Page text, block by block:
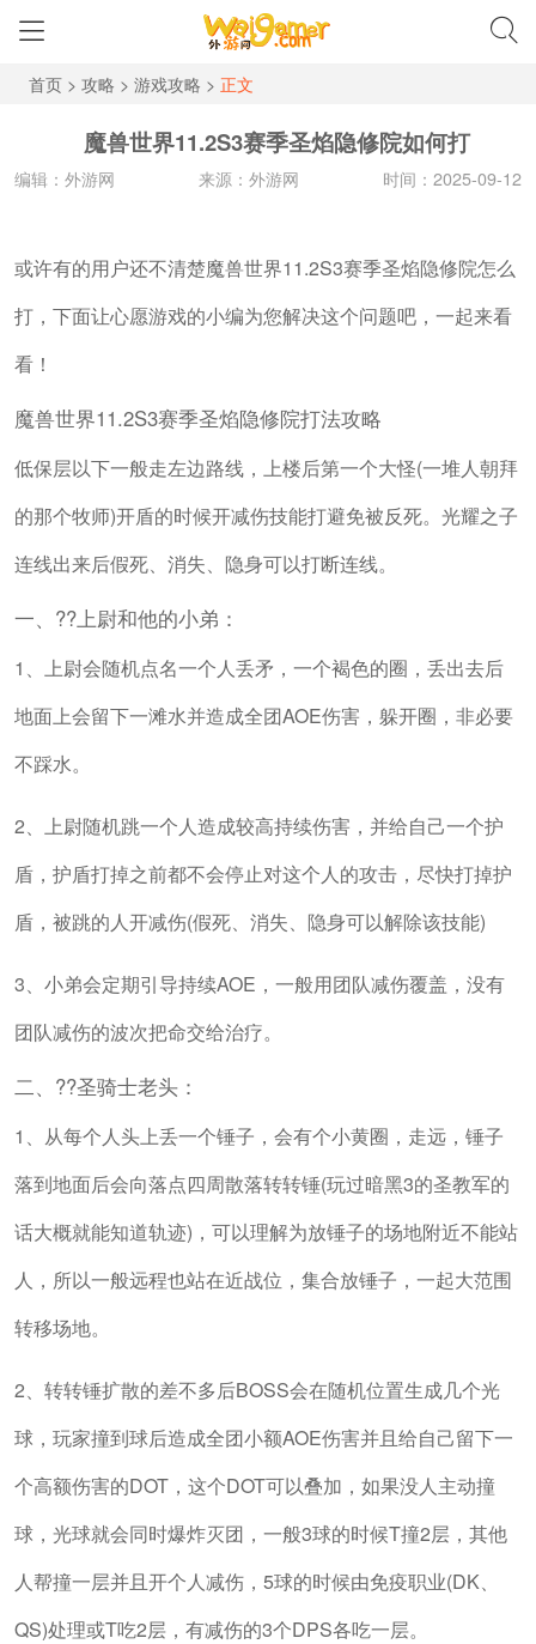
首页> 攻略 > 游戏攻略 > 正文
魔兽世界11.2S3赛季圣焰隐修院如何打
编辑：外游网 来源：外游网 时间：2025-09-12
或许有的用户还不清楚魔兽世界11.2S3赛季圣焰隐修院怎么
打，下面让心愿游戏的小编为您解决这个问题吧，一起来看
看！
魔兽世界11.2S3赛季圣焰隐修院打法攻略
低保层以下一般走左边路线，上楼后第一个大怪(一堆人朝拜
的那个牧师)开盾的时候开减伤技能打避免被反死。光耀之子
连线出来后假死、消失、隐身可以打断连线。
一、??上尉和他的小弟：
1、上尉会随机点名一个人丢矛，一个褐色的圈，丢出去后
地面上会留下一滩水并造成全团AOE伤害，躲开圈，非必要
不踩水。
2、上尉随机跳一个人造成较高持续伤害，并给自己一个护
盾，护盾打掉之前都不会停止对这个人的攻击，尽快打掉护
盾，被跳的人开减伤(假死、消失、隐身可以解除该技能)
3、小弟会定期引导持续AOE，一般用团队减伤覆盖，没有
团队减伤的波次把命交给治疗。
二、??圣骑士老头：
1、从每个人头上丢一个锤子，会有个小黄圈，走远，锤子
落到地面后会向落点四周散落转转锤(玩过暗黑3的圣教军的
话大概就能知道轨迹)，可以理解为放锤子的场地附近不能站
人，所以一般远程也站在近战位，集合放锤子，一起大范围
转移场地。
2、转转锤扩散的差不多后BOSS会在随机位置生成几个光
球，玩家撞到球后造成全团小额AOE伤害并且给自己留下一
个高额伤害的DOT，这个DOT可以叠加，如果没人主动撞
球，光球就会同时爆炸灭团，一般3球的时候T撞2层，其他
人帮撞一层并且开个人减伤，5球的时候由免疫职业(DK、
QS)处理或T吃2层，有减伤的3个DPS各吃一层。